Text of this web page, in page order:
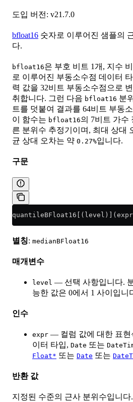
도입 버전: v21.7.0
bfloat16 숫자로 이루어진 샘플의
다.
bfloat16은 부호 비트 1개, 지수
로 이루어진 부동소수점 데이터
력 값을 32비트 부동소수점으로
취합니다. 그런 다음 bfloat16 분
트를 덧붙여 결과를 64비트 부동
이 함수는 bfloat16의 7비트 가수
른 분위수 추정기이며, 최대 상대
균 상대 오차는 약 0.27%입니다.
구문
별칭: medianBFloat16
매개변수
level — 선택 사항입니다.
능한 값은 0에서 1 사이입니
인수
expr — 컬럼 값에 대한 표현
이터 타입, Date 또는
Float* 또는 Date 또는
반환 값
지정된 수준의 근사 분위수입니다.